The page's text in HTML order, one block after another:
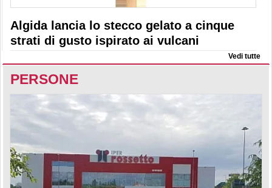
Algida lancia lo stecco gelato a cinque
strati di gusto ispirato ai vulcani
Vedi tutte
PERSONE